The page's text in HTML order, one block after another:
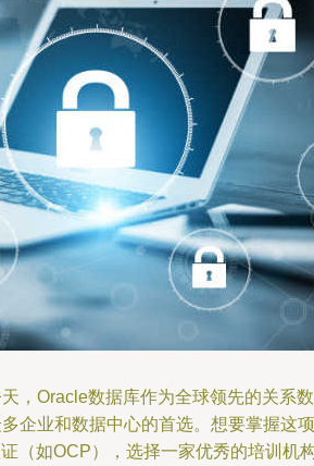
，Oracle数据库作为全球领先的关系数
企业和数据中心的首选。想要掌握这项
（如OCP），选择一家优秀的培训机